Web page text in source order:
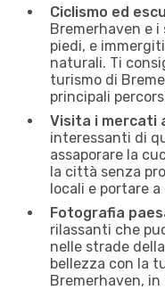
Ciclismo ed
Bremerhaven e
piedi, e
naturali. Ti
turismo di
principali
Visita i mercati
interessanti di
assaporare la
la città senza
locali e portare
Fotografia
rilassanti che
nelle strade
bellezza con la
Bremerhaven,